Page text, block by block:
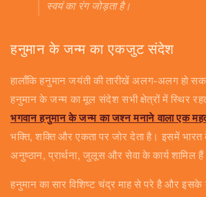
स्वयं का रंग जोड़ता है।
हनुमान के जन्म का एकजुट संदेश
हालाँकि हनुमान जयंती की तारीखें अलग-अलग हो
हनुमान के जन्म का मूल संदेश सभी क्षेत्रों में स्थिर
भगवान हनुमान के जन्म का जश्न मनाने वाला एक
भक्ति, शक्ति और एकता पर जोर देता है। इसमें भारत
अनुष्ठान, प्रार्थना, जुलूस और सेवा के कार्य शामिल
हनुमान का सार विशिष्ट चंद्र माह से परे है और